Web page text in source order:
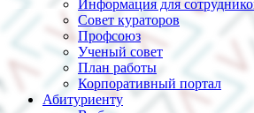
Информация для
Совет кураторов
Профсоюз
Ученый совет
План работы
Корпоративный портал
Абитуриенту